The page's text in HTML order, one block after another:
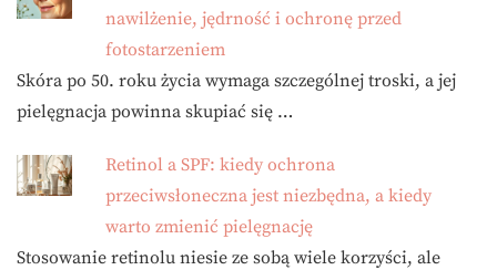
nawilżenie, jędrność i ochronę przed
fotostarzeniem
Skóra po 50. roku życia wymaga szczególnej troski, a jej
pielęgnacja powinna skupiać się …
Retinol a SPF: kiedy ochrona
przeciwsłoneczna jest niezbędna, a kiedy
warto zmienić pielęgnację
Stosowanie retinolu niesie ze sobą wiele korzyści, ale